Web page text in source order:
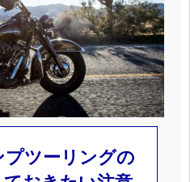
ツーリングの